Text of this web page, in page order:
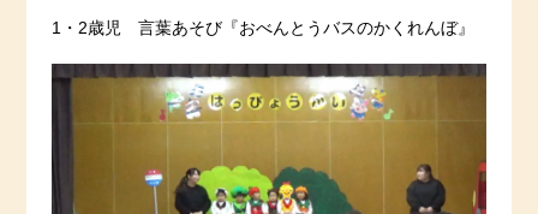
1・2歳児 言葉あそび『おべんとうバスのかくれんぼ』